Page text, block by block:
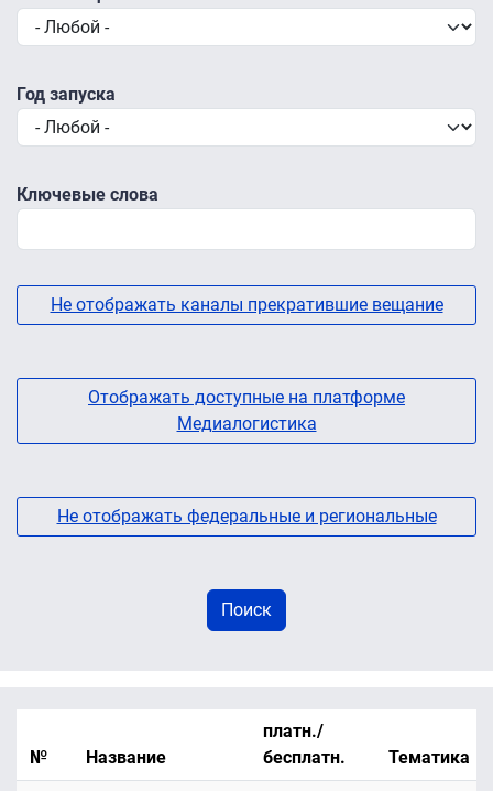
Год запуска
Ключевые слова
Не отображать каналы прекратившие вещание
Отображать доступные на платформе
Медиалогистика
Не отображать федеральные и региональные
№ Название
платн./
бесплатн.
Тематика